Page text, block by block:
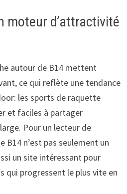
moteur d’attractivité
autour de B14 mettent
ce qui reflète une tendance
les sports de raquette
et faciles à partager
Pour un lecteur de
B14 n’est pas seulement un
un site intéressant pour
qui progressent le plus vite en